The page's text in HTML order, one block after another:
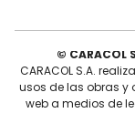
©
CARACOL S.A.
usos de las obras y
web a medios de